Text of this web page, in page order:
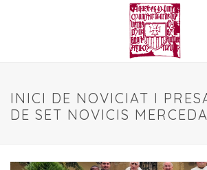
INICI DE NOVICIAT I
DE SET NOVICIS